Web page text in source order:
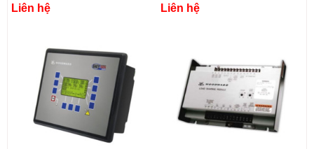
Liên hệ Liên hệ